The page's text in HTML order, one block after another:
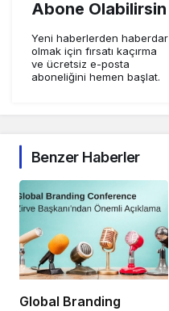
Abone Olabilirsin
Yeni haberlerden haberdar
olmak için fırsatı kaçırma
ve ücretsiz e-posta
aboneliğini hemen başlat.
Benzer Haberler
Global Branding